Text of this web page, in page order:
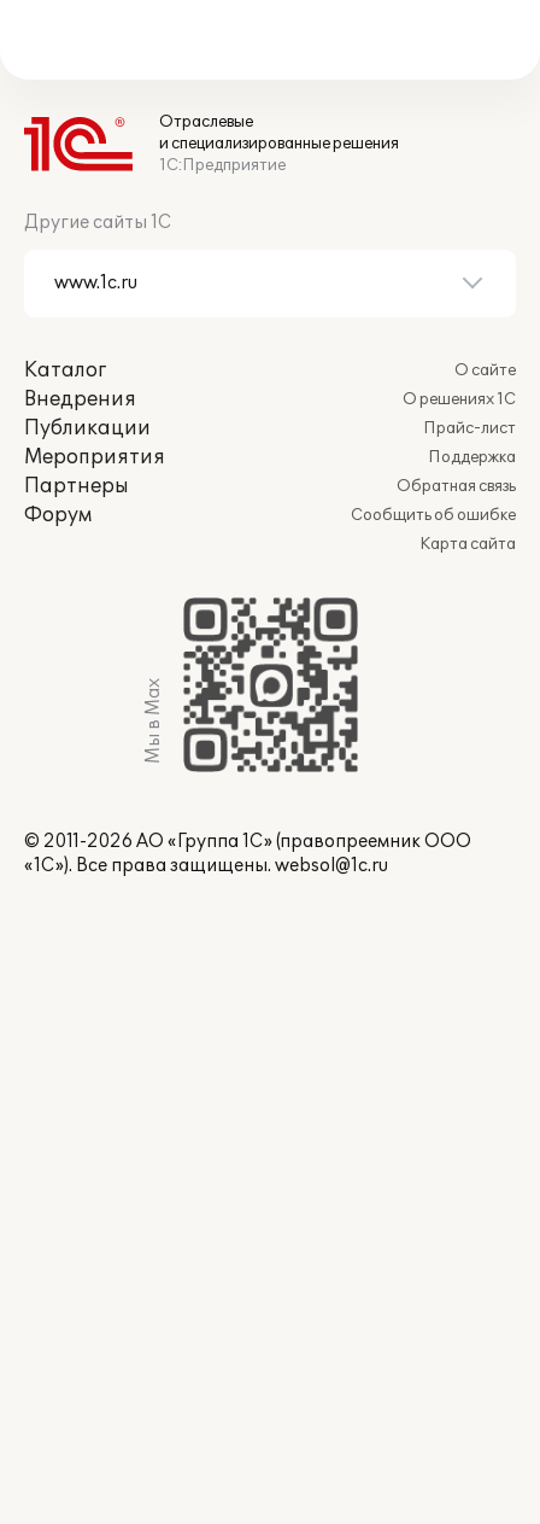
Отраслевые
и специализированные решения
1С:Предприятие
Другие сайты 1С
Каталог
Внедрения
Публикации
Мероприятия
Партнеры
Форум
О сайте
О решениях 1С
Прайс-лист
Поддержка
Обратная связь
Сообщить об ошибке
Карта сайта
Мы в Max
© 2011-2026 АО «Группа 1С» (правопреемник ООО
«1С»). Все права защищены. websol@1c.ru